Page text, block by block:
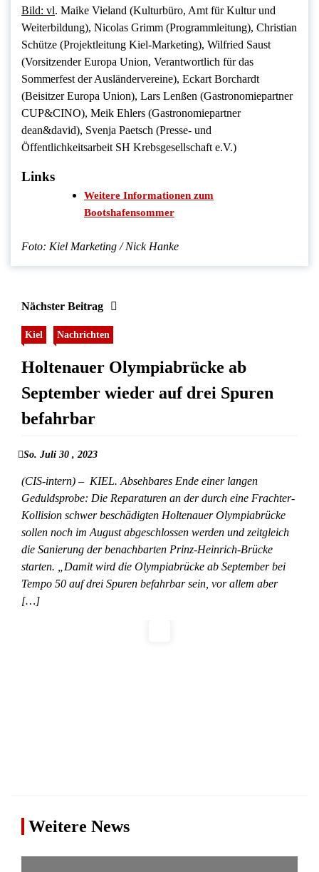
Bild: vl. Maike Vieland (Kulturbüro, Amt für Kultur und
Weiterbildung), Nicolas Grimm (Programmleitung), Christian
Schütze (Projektleitung Kiel-Marketing), Wilfried Saust
(Vorsitzender Europa Union, Verantwortlich für das
Sommerfest der Ausländervereine), Eckart Borchardt
(Beisitzer Europa Union), Lars Lenßen (Gastronomiepartner
CUP&CINO), Meik Ehlers (Gastronomiepartner
dean&david), Svenja Paetsch (Presse- und
Öffentlichkeitsarbeit SH Krebsgesellschaft e.V.)
Links
Weitere Informationen zum
Bootshafensommer
Foto: Kiel Marketing / Nick Hanke
Nächster Beitrag
Kiel Nachrichten
Holtenauer Olympiabrücke ab
September wieder auf drei Spuren
befahrbar
So. Juli 30 , 2023
(CIS-intern) – KIEL. Absehbares Ende einer langen
Geduldsprobe: Die Reparaturen an der durch eine Frachter-
Kollision schwer beschädigten Holtenauer Olympiabrücke
sollen noch im August abgeschlossen werden und zeitgleich
die Sanierung der benachbarten Prinz-Heinrich-Brücke
starten. „Damit wird die Olympiabrücke ab September bei
Tempo 50 auf drei Spuren befahrbar sein, vor allem aber
[…]
Weitere News